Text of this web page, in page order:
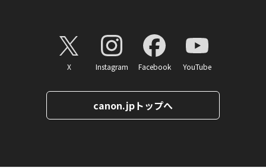
X Instagram Facebook YouTube
canon.jpトップへ